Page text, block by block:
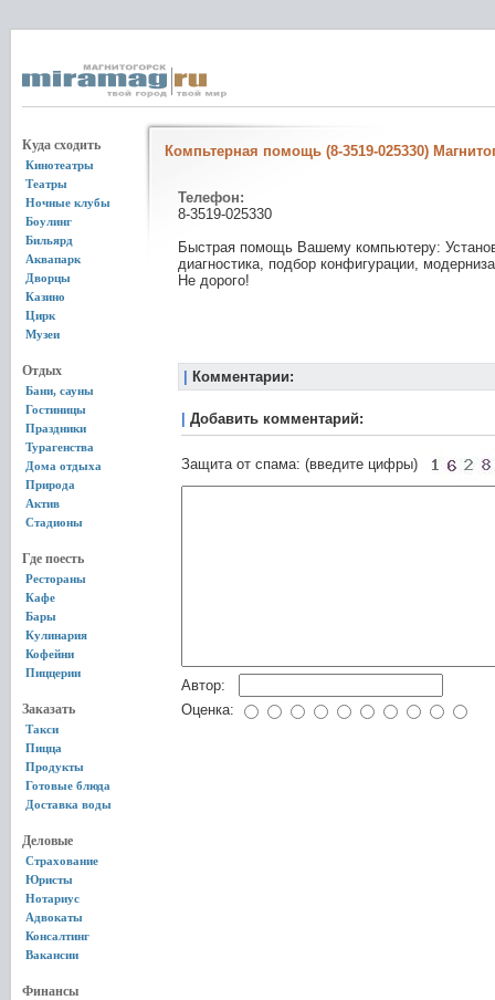
Куда сходить
Кинотеатры
Театры
Ночные клубы
Боулинг
Бильярд
Аквапарк
Дворцы
Казино
Цирк
Музеи
Отдых
Бани, сауны
Гостиницы
Праздники
Турагенства
Дома отдыха
Природа
Актив
Стадионы
Где поесть
Рестораны
Кафе
Бары
Кулинария
Кофейни
Пиццерии
Заказать
Такси
Пицца
Продукты
Готовые блюда
Доставка воды
Деловые
Страхование
Юристы
Нотариус
Адвокаты
Консалтинг
Вакансии
Финансы
Компьтерная помощь (8-3519-025330)
Телефон:
8-3519-025330
Быстрая помощь Вашему компьютеру:
диагностика, подбор конфигурации,
Не дорого!
Комментарии:
Добавить комментарий:
Защита от спама: (введите цифры)
Автор:
Оценка: